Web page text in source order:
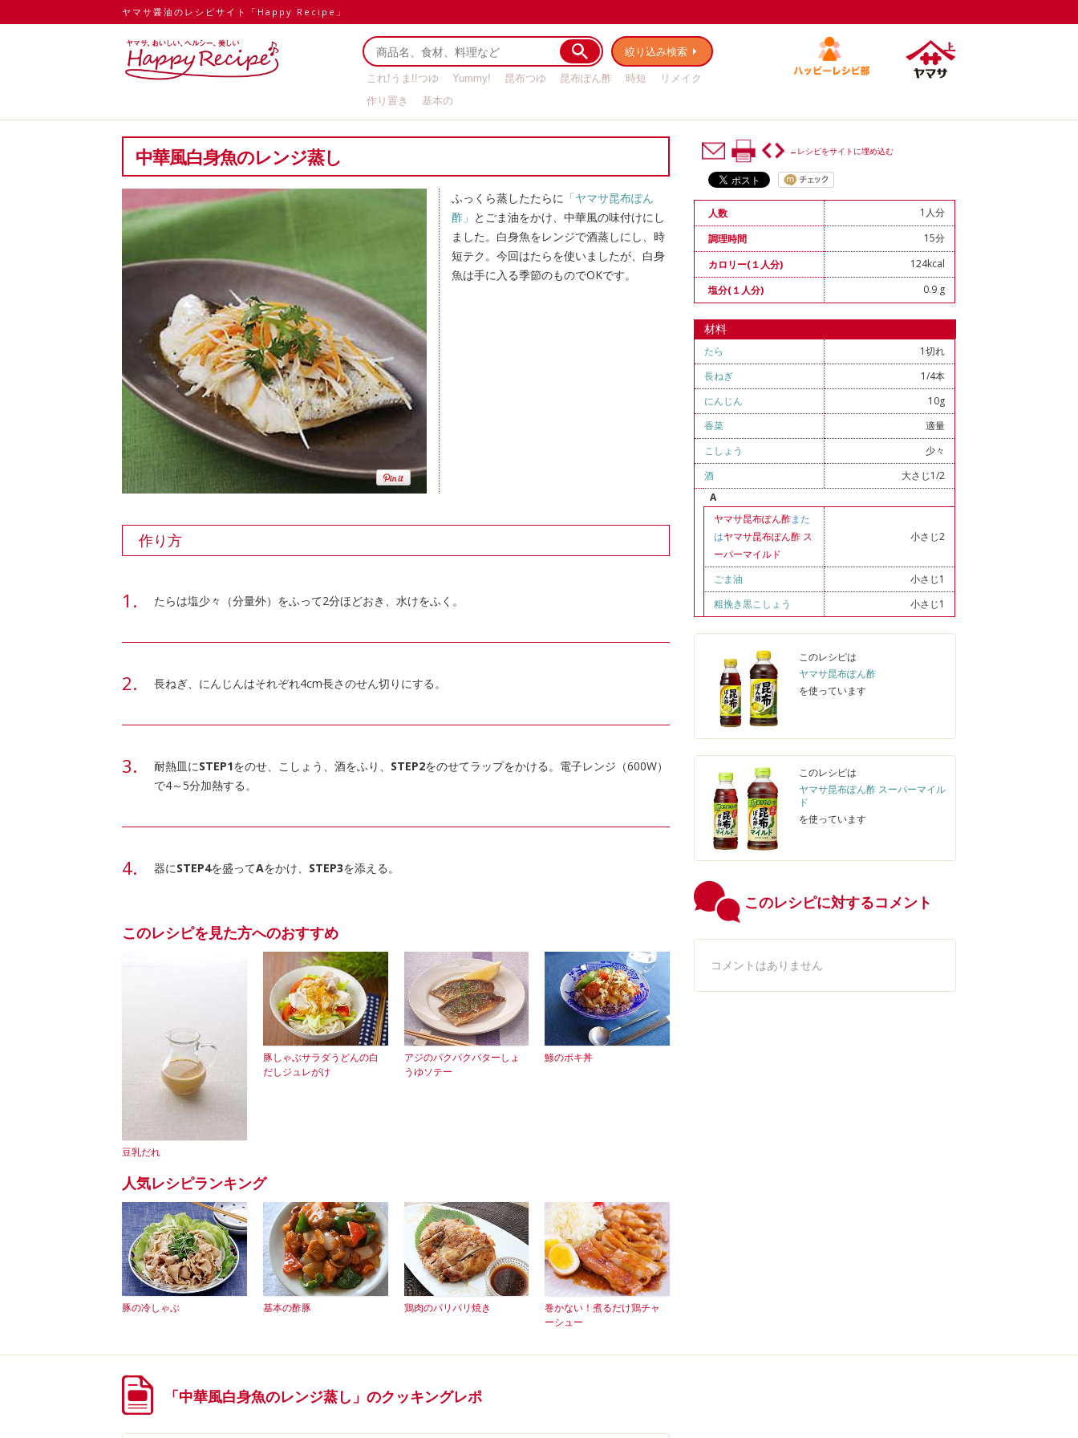
ヤマサ醤油のレシピサイト「Happy Recipe」
絞り込み検索
これ!うま!!つゆ Yummy! 昆布つゆ 昆布ぽん酢 時短
リメイク
作り置き
基本の
中華風白身魚のレンジ蒸し
ふっくら蒸したたらに 「ヤマサ昆布ぽん
酢」 とごま油をかけ、中華風の味付けにし
ました。白身魚をレンジで酒蒸しにし、時
短テク。今回はたらを使いましたが、白身
魚は手に入る季節のものでOKです。
作り方
たらは塩少々（分量外）をふって2分ほどおき、水けをふく。
長ねぎ、にんじんはそれぞれ4cm長さのせん切りにする。
耐熱皿にSTEP1をのせ、こしょう、酒をふり、 STEP2をのせてラップをかける。電子レンジ（600W）
で4～5分加熱する。
器にSTEP4を盛ってAをかけ、 STEP3を添える。
このレシピを見た方へのおすすめ
豆乳だれ
豚しゃぶサラダうどんの白
だしジュレがけ
アジのパクパクバターしょ
うゆソテー
鯵のポキ丼
人気レシピランキング
豚の冷しゃぶ 基本の酢豚 鶏肉のパリパリ焼き
巻かない！煮るだけ鶏チャ
ーシュー
←レシピをサイトに埋め込む
人数
1人分
調理時間
15分
カロリー(１人分)
124kcal
塩分(１人分)
0.9 g
材料
たら
1切れ
長ねぎ
1/4本
にんじん
10g
香菜
適量
こしょう
少々
酒
大さじ1/2
A
ヤマサ昆布ぽん酢また
はヤマサ昆布ぽん酢 ス
ーパーマイルド
小さじ2
ごま油
小さじ1
粗挽き黒こしょう
小さじ1
このレシピは
ヤマサ昆布ぽん酢
を使っています
このレシピは
ヤマサ昆布ぽん酢 スーパーマイル
ド
を使っています
このレシピに対するコメント
コメントはありません
「中華風白身魚のレンジ蒸し」のクッキングレポ